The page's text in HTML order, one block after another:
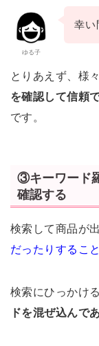
ゆる子
幸い
とりあえず、様
を確認して信頼
です。
③キーワード
確認する
検索して商品が
だったりするこ
検索にひっかけ
ドを混ぜ込んで